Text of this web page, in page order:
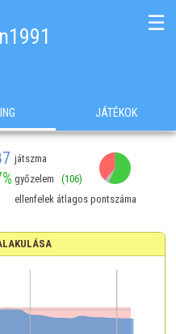
☰
JÁTÉKOK
játszma
győzelem (106)
ellenfelek átlagos pontszáma